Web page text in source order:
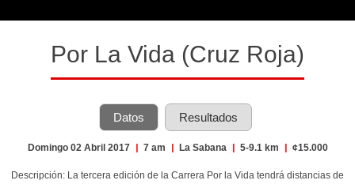
Por La Vida (Cruz Roja)
Datos Resultados
Domingo 02 Abril 2017 | 7 am | La Sabana | 5-9.1 km | ¢15.000
Descripción: La tercera edición de la Carrera Por la Vida tendrá distancias de